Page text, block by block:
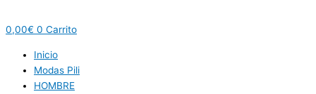
0,00€ 0 Carrito
Inicio
Modas Pili
HOMBRE